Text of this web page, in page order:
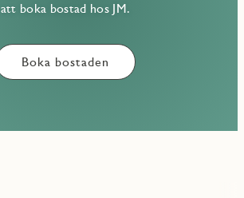
att boka bostad hos JM.
Boka bostaden